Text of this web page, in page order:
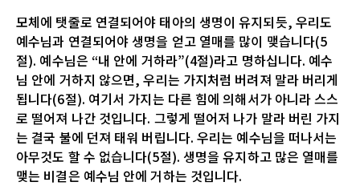
모체에 탯줄로 연결되어야 태아의 생명이 유지되듯, 우리도
예수님과 연결되어야 생명을 얻고 열매를 많이 맺습니다(5
절). 예수님은 “내 안에 거하라”(4절)라고 명하십니다. 예수
님 안에 거하지 않으면, 우리는 가지처럼 버려져 말라 버리게
됩니다(6절). 여기서 가지는 다른 힘에 의해서가 아니라 스스
로 떨어져 나간 것입니다. 그렇게 떨어저 나가 말라 버린 가지
는 결국 불에 던져 태워 버립니다. 우리는 예수님을 떠나서는
아무것도 할 수 없습니다(5절). 생명을 유지하고 많은 열매를
맺는 비결은 예수님 안에 거하는 것입니다.